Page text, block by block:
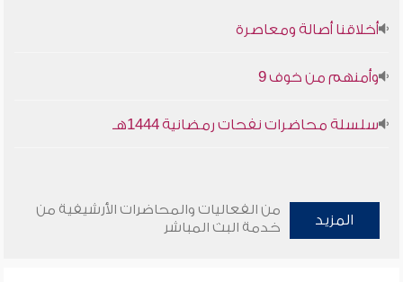
أخلاقنا أصالة ومعاصرة
وأمنهم من خوف 9
سلسلة محاضرات نفحات رمضانية 1444هـ
المزيد
من الفعاليات والمحاضرات الأرشيفية من
خدمة البث المباشر